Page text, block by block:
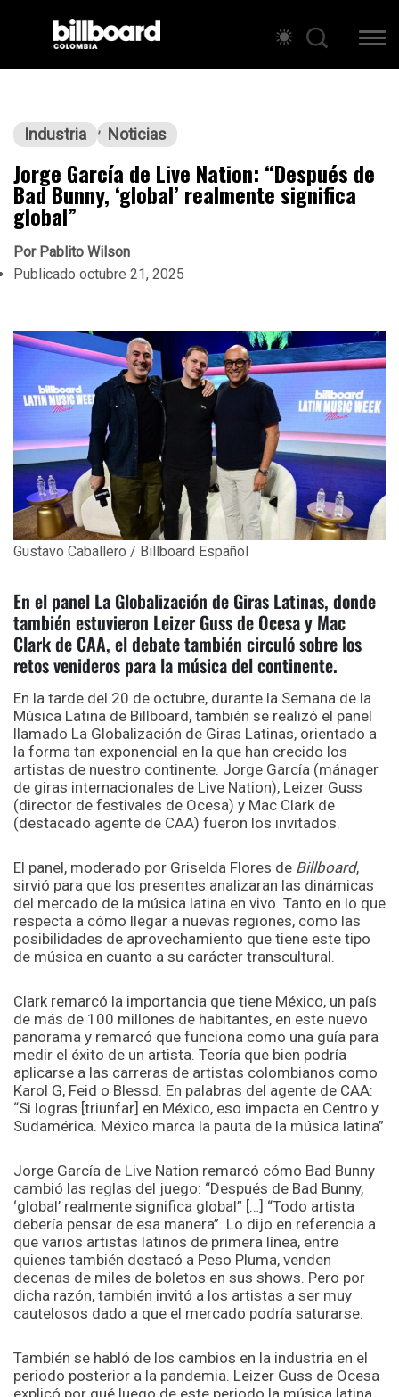
Industria Noticias
Jorge García de Live Nation: “Después de
Bad Bunny, ‘global’ realmente significa
global”
PorPablito Wilson
Publicado octubre 21, 2025
Gustavo Caballero / Billboard Español
En el panel La Globalización de Giras Latinas, donde
también estuvieron Leizer Guss de Ocesa y Mac
Clark de CAA, el debate también circuló sobre los
retos venideros para la música del continente.
En la tarde del 20 de octubre, durante la Semana de la
Música Latina de Billboard, también se realizó el panel
llamado La Globalización de Giras Latinas, orientado a
la forma tan exponencial en la que han crecido los
artistas de nuestro continente. Jorge García (mánager
de giras internacionales de Live Nation), Leizer Guss
(director de festivales de Ocesa) y Mac Clark de
(destacado agente de CAA) fueron los invitados.
El panel, moderado por Griselda Flores de Billboard,
sirvió para que los presentes analizaran las dinámicas
del mercado de la música latina en vivo. Tanto en lo que
respecta a cómo llegar a nuevas regiones, como las
posibilidades de aprovechamiento que tiene este tipo
de música en cuanto a su carácter transcultural.
Clark remarcó la importancia que tiene México, un país
de más de 100 millones de habitantes, en este nuevo
panorama y remarcó que funciona como una guía para
medir el éxito de un artista. Teoría que bien podría
aplicarse a las carreras de artistas colombianos como
Karol G, Feid o Blessd. En palabras del agente de CAA:
“Si logras [triunfar] en México, eso impacta en Centro y
Sudamérica. México marca la pauta de la música latina”
Jorge García de Live Nation remarcó cómo Bad Bunny
cambió las reglas del juego: “Después de Bad Bunny,
‘global’ realmente significa global” […] “Todo artista
debería pensar de esa manera”. Lo dijo en referencia a
que varios artistas latinos de primera línea, entre
quienes también destacó a Peso Pluma, venden
decenas de miles de boletos en sus shows. Pero por
dicha razón, también invitó a los artistas a ser muy
cautelosos dado a que el mercado podría saturarse.
También se habló de los cambios en la industria en el
periodo posterior a la pandemia. Leizer Guss de Ocesa
explicó por qué luego de este periodo la música latina